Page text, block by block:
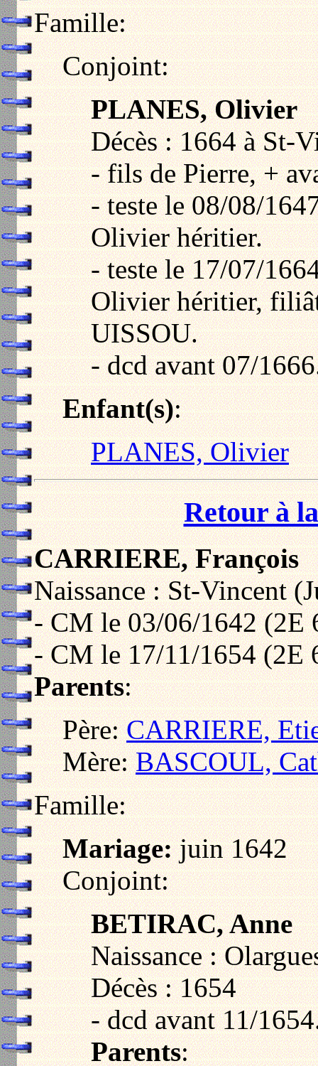
Famille:
Conjoint:
PLANES, Olivier
Décès : 1664 à St-
- fils de Pierre, +
- teste le 08/08/
Olivier héritier.
- teste le 17/07/
Olivier héritier,
UISSOU.
- dcd avant 07/
Enfant(s):
PLANES, Olivier
Retour à
CARRIERE, François
Naissance : St-Vincent
- CM le 03/06/1642 (2E
- CM le 17/11/1654 (2E
Parents:
Père:CARRIERE,
Mère:BASCOUL,
Famille:
Mariage:juin 1642
Conjoint:
BETIRAC, Anne
Naissance :
Décès : 1654
- dcd avant 11/
Parents: